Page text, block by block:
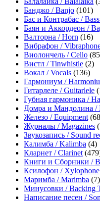
Банджо / Banjo (101)
Бас и Контрабас /
Баян и Аккордеон /
Валторна / Horn (16)
Вибрафон /
Виолончель / Cello
Вистл / Tinwhistle (2)
Вокал / Vocals (136)
Гармониум /
Гитарлеле / Guitarlele
Губная гармоника /
Домра и Мандолина /
Железо / Equipment
Журналы / Magazines
Звукозапись / Sound
Калимба / Kalimba (4)
Кларнет / Clarinet
Книги и Сборники /
Ксилофон / Xylophone
Маримба / Marimba (7)
Минусовки / Backing
Написание песен /